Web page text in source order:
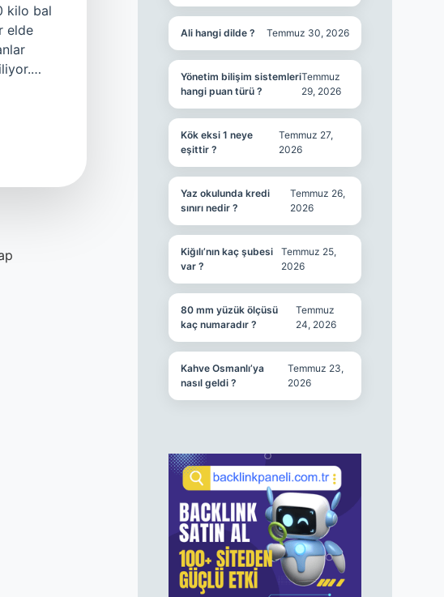
kilo bal
elde
Ali hangi dilde ? Temmuz 30, 2026
Yönetim bilişim sistemleri
hangi puan türü ?
Temmuz
29, 2026
Kök eksi 1 neye
eşittir ?
Temmuz 27,
2026
Yaz okulunda kredi
sınırı nedir ?
Temmuz 26,
2026
Kiğılı’nın kaç şubesi
var ?
Temmuz 25,
2026
80 mm yüzük ölçüsü
kaç numaradır ?
Temmuz
24, 2026
Kahve Osmanlı’ya
nasıl geldi ?
Temmuz 23,
2026